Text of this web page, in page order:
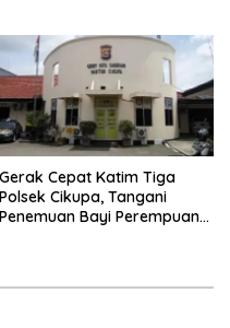
Gerak Cepat Katim Tiga
Polsek Cikupa, Tangani
Penemuan Bayi Perempuan